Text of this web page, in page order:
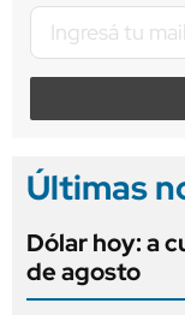
Últimas
Dólar hoy: a
de agosto